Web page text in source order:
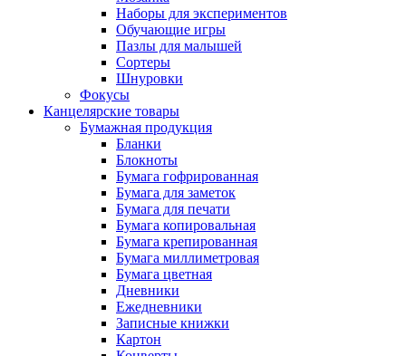
Наборы для экспериментов
Обучающие игры
Пазлы для малышей
Сортеры
Шнуровки
Фокусы
Канцелярские товары
Бумажная продукция
Бланки
Блокноты
Бумага гофрированная
Бумага для заметок
Бумага для печати
Бумага копировальная
Бумага крепированная
Бумага миллиметровая
Бумага цветная
Дневники
Ежедневники
Записные книжки
Картон